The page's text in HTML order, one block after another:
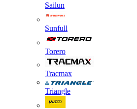
Sailun
Sunfull
Torero
Tracmax
Triangle